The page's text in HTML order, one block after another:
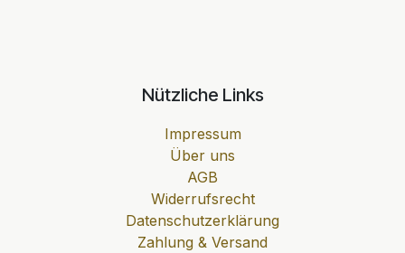
Nützliche Links
Impressum
Über uns
AGB
Widerrufsrecht
Datenschutzerklärung
Zahlung & Versand